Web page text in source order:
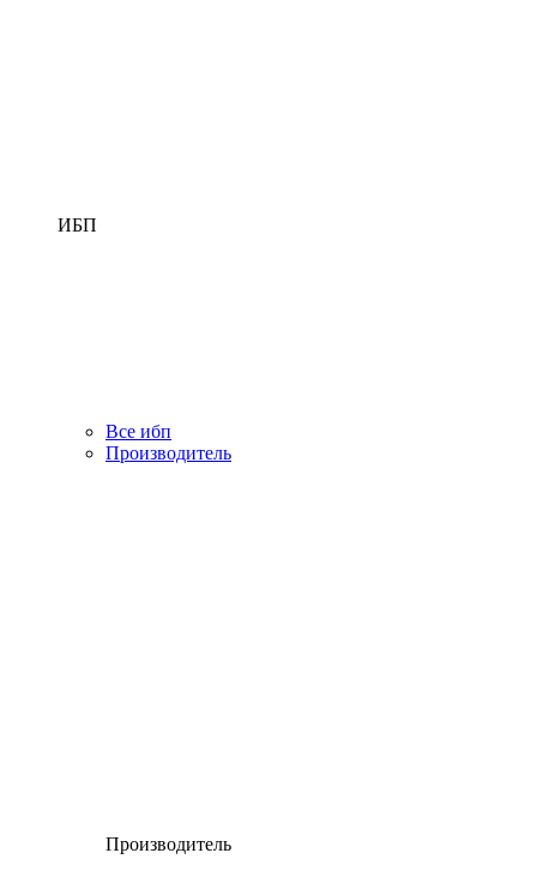
ИБП
Все ибп
Производитель
Производитель